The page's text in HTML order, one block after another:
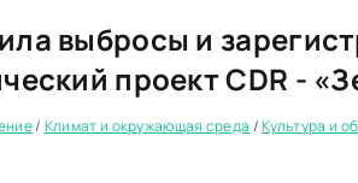
выбросы и
проект CDR -
/ Климат и окружающая среда /Культура и